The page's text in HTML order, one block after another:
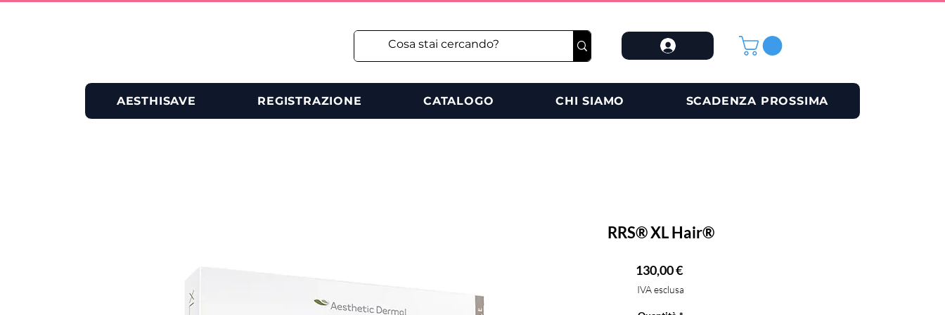
AESTHISAVE REGISTRAZIONE CATALOGO CHI SIAMO SCADENZA PROSSIMA
RRS® XL Hair®
130,00 €Prezzo
IVA esclusa